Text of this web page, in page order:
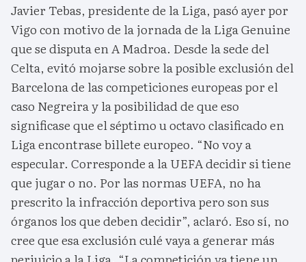
Javier Tebas, presidente de la Liga, pasó ayer por
Vigo con motivo de la jornada de la Liga Genuine
que se disputa en A Madroa. Desde la sede del
Celta, evitó mojarse sobre la posible exclusión del
Barcelona de las competiciones europeas por el
caso Negreira y la posibilidad de que eso
significase que el séptimo u octavo clasificado en
Liga encontrase billete europeo. “No voy a
especular. Corresponde a la UEFA decidir si tiene
que jugar o no. Por las normas UEFA, no ha
prescrito la infracción deportiva pero son sus
órganos los que deben decidir”, aclaró. Eso sí, no
cree que esa exclusión culé vaya a generar más